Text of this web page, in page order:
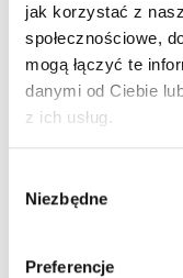
jak korzystać z
społecznościowe,
mogą łączyć te
danymi od Ciebie
z ich usług.
zgody
Niezbędne
Preferencje
Imię i nazwisko: *